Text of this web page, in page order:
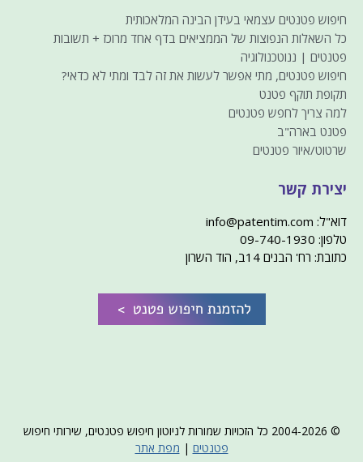
חיפוש פטנטים עצמאי בעידן הבינה המלאכותית
כל השאלות הנפוצות של הממציאים בדף אחד מרוכז + תשובות
פטנטים | ננוטכנולוגיה
חיפוש פטנטים, מתי אפשר לעשות את זה לבד ומתי לא כדאי?
תקופת תוקף פטנט
למה צריך לחפש פטנטים
פטנט בארה"ב
שרטוט/איור פטנטים
יצירת קשר
דוא"ל: info@patentim.com
טלפון: 09-740-1930
כתובת: רח' הבנים 14ב, הוד השרון
© 2004-2026 כל הזכויות שמורות לניוטון חיפוש פטנטים, שירותי חיפוש
פטנטים | מפת אתר